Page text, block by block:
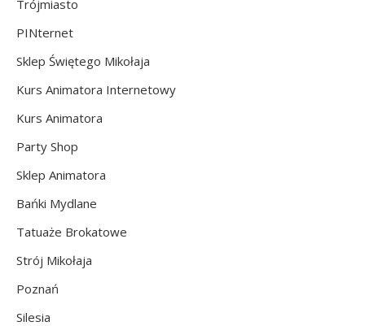
Trójmiasto
PINternet
Sklep Świętego Mikołaja
Kurs Animatora Internetowy
Kurs Animatora
Party Shop
Sklep Animatora
Bańki Mydlane
Tatuaże Brokatowe
Strój Mikołaja
Poznań
Silesia